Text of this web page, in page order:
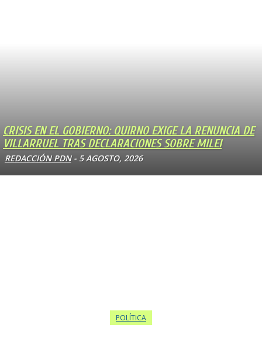
CRISIS EN EL GOBIERNO: QUIRNO EXIGE LA RENUNCIA DE
VILLARRUEL TRAS DECLARACIONES SOBRE MILEI
REDACCIÓN PDN - 5 AGOSTO, 2026
POLÍTICA